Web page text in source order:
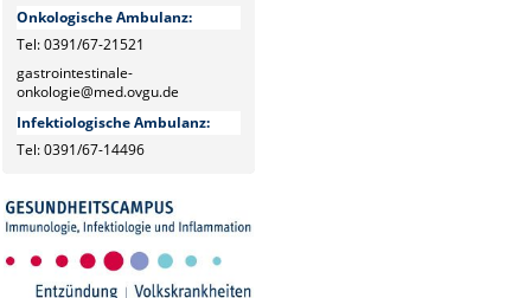
Onkologische Ambulanz:
Tel: 0391/67-21521
gastrointestinale-
onkologie@med.ovgu.de
Infektiologische Ambulanz:
Tel: 0391/67-14496